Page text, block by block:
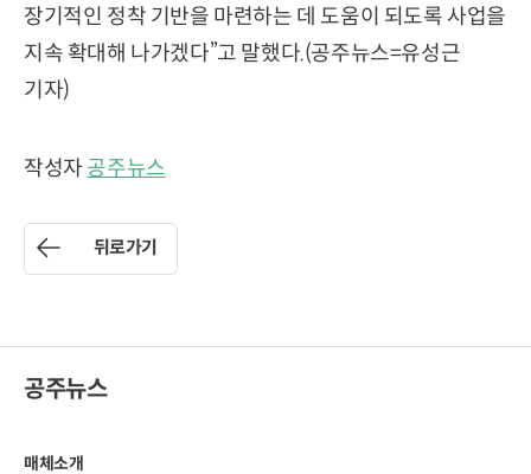
장기적인 정착 기반을 마련하는 데 도움이 되도록 사업을
지속 확대해 나가겠다”고 말했다.(공주뉴스=유성근
기자)
작성자 공주뉴스
뒤로가기
공주뉴스
매체소개